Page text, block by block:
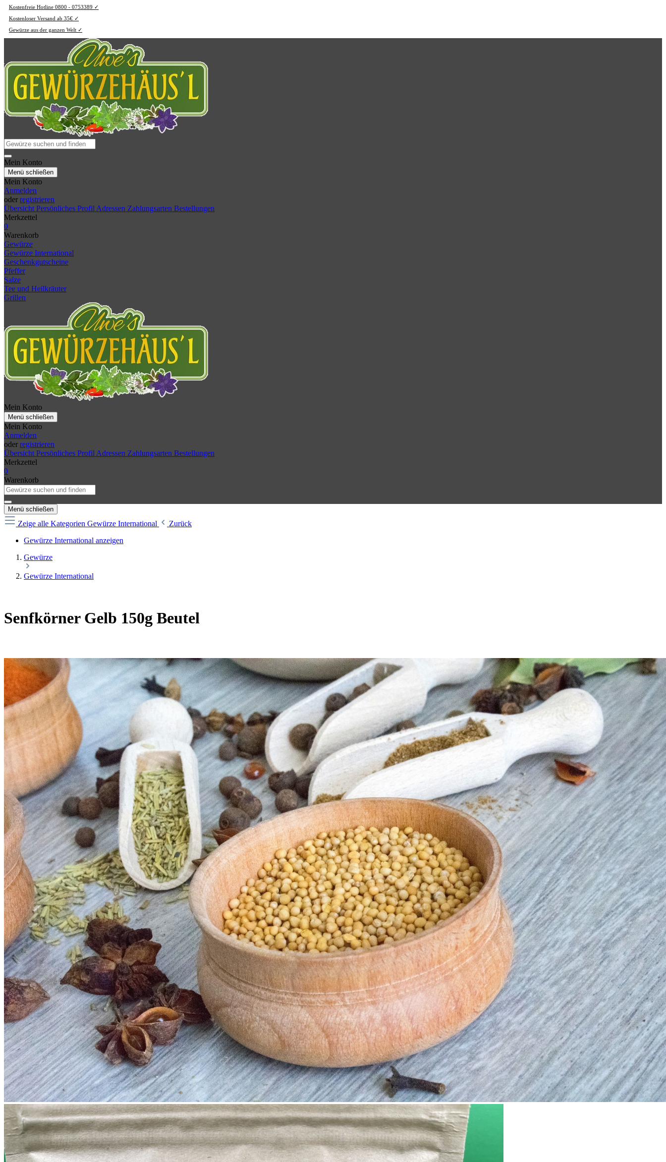
Kostenfreie Hotline 0800 - 0753389 ✓
Kostenloser Versand ab 35€ ✓
Gewürze aus der ganzen Welt ✓
Mein Konto
Menü schließen
Mein Konto
Anmelden
oder registrieren
Übersicht Persönliches Profil Adressen Zahlungsarten Bestellungen
Merkzettel
0
Warenkorb
Gewürze
Gewürze International
Geschenkgutscheine
Pfeffer
Salze
Tee und Heilkräuter
Grillen
Mein Konto
Menü schließen
Mein Konto
Anmelden
oder registrieren
Übersicht Persönliches Profil Adressen Zahlungsarten Bestellungen
Merkzettel
0
Warenkorb
Menü schließen
Zeige alle Kategorien Gewürze International
Zurück
Gewürze International anzeigen
Gewürze
Gewürze International
Senfkörner Gelb 150g Beutel